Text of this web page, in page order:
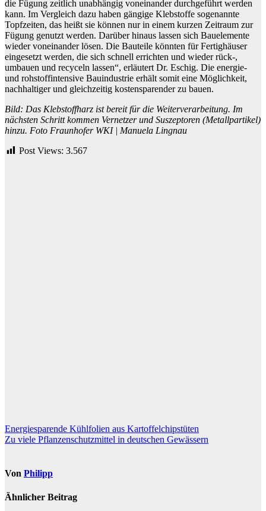
die Fügung zeitlich unabhängig voneinander durchgeführt werden
kann. Im Vergleich dazu haben gängige Klebstoffe sogenannte
Topfzeiten, das heißt sie können nur in einem kurzen Zeitraum zur
Fügung genutzt werden. Darüber hinaus lassen sich Bauelemente
wieder voneinander lösen. Die Bauteile könnten für Fertighäuser
eingesetzt werden, die sich schnell errichten und wieder rück-,
umbauen und recyceln lassen“, erläutert Dr. Eschig. Die energie-
und rohstoffintensive Bauindustrie erhält somit eine Möglichkeit,
nachhaltiger und gleichzeitig kostensparender zu bauen.
Bild: Das Klebstoffharz ist bereit für die Weiterverarbeitung. Im
nächsten Schritt kommen Vernetzer und Suszeptoren (Metallpartikel)
hinzu. Foto Fraunhofer WKI | Manuela Lingnau
Post Views: 3.567
Beitragsnavigation
Energiesparende Kühlfolien aus Kartoffelchipstüten
Zu viele Pflanzenschutzmittel in deutschen Gewässern
Von Philipp
Ähnlicher Beitrag